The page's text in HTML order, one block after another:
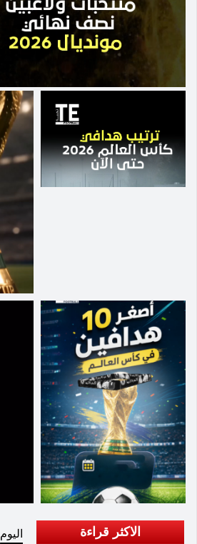
الثامن.
الاكثر قراءة اليوم